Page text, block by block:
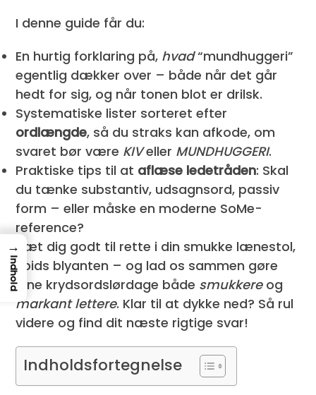
I denne guide får du:
En hurtig forklaring på, hvad“mundhuggeri”
egentlig dækker over – både når det går
hedt for sig, og når tonen blot er drilsk.
Systematiske lister sorteret efter
ordlængde, så du straks kan afkode, om
svaret bør være KIVeller MUNDHUGGERI.
Praktiske tips til at aflæse ledetråden: Skal
du tænke substantiv, udsagnsord, passiv
form – eller måske en moderne SoMe-
reference?
Sæt dig godt til rette i din smukke lænestol,
spids blyanten – og lad os sammen gøre
dine krydsordslørdage både smukkereog
markant lettere. Klar til at dykke ned? Så rul
videre og find dit næste rigtige svar!
Indholdsfortegnelse
→
Indhold